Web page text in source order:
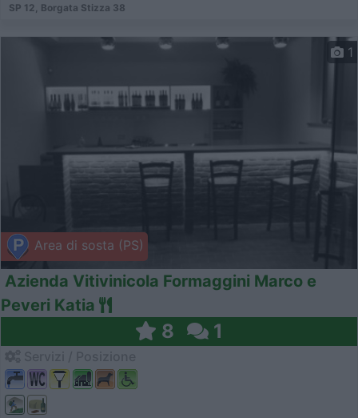
SP 12, Borgata Stizza 38
Area di sosta (PS)
1
Azienda Vitivinicola Formaggini Marco e
Peveri Katia
8 1